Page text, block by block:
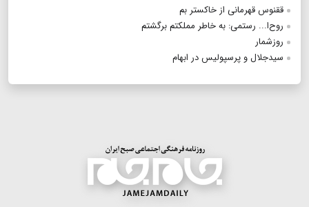
ققنوس قهرمانی از خاکستر بم
روح‌ا... رستمی: به خاطر مملکتم برگشتم
روزشمار
سیدجلال و پرسپولیس در ابهام